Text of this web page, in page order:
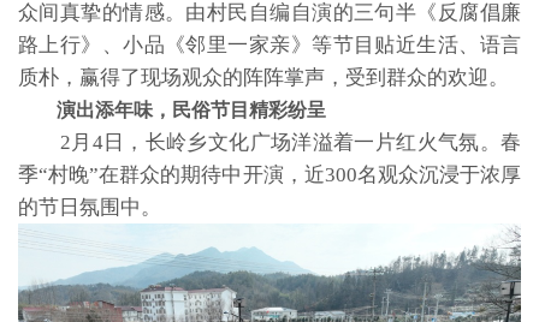
众间真挚的情感。由村民自编自演的三句半《反腐倡廉
路上行》、小品《邻里一家亲》等节目贴近生活、语言
质朴，赢得了现场观众的阵阵掌声，受到群众的欢迎。
演出添年味，民俗节目精彩纷呈
2月4日，长岭乡文化广场洋溢着一片红火气氛。春
季“村晚”在群众的期待中开演，近300名观众沉浸于浓厚
的节日氛围中。